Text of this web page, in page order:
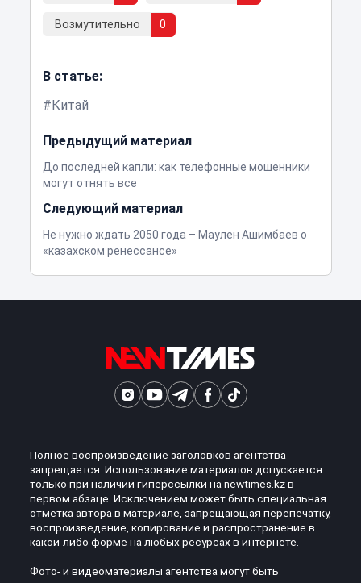
Возмутительно 0
В статье:
Китай
Предыдущий материал
До последней капли: как телефонные мошенники
могут отнять все
Следующий материал
Не нужно ждать 2050 года – Маулен Ашимбаев о
«казахском ренессансе»
Полное воспроизведение заголовков агентства
запрещается. Использование материалов допускается
только при наличии гиперссылки на newtimes.kz в
первом абзаце. Исключением может быть специальная
отметка автора в материале, запрещающая перепечатку,
воспроизведение, копирование и распространение в
какой-либо форме на любых ресурсах в интернете.
Фото- и видеоматериалы агентства могут быть